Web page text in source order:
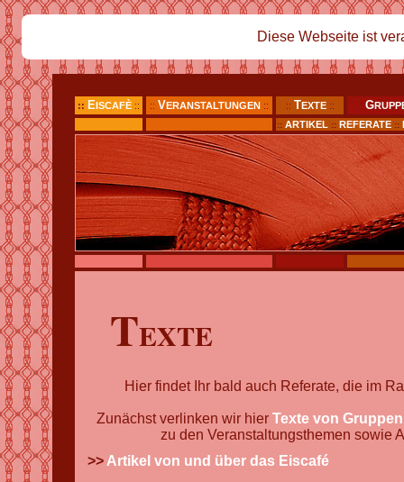
Diese Webseite ist
:: EISCAFÈ :: :: VERANSTALTUNGEN :: :: TEXTE:: :: G
:: ARTIKEL :: REFERATE ::
TEXTE
Hier findet Ihr bald auch Referate, die im
Zunächst verlinken wir hier Texte von Gruppen
zu den Veranstaltungsthemen sowie
>> Artikel von und über das Eiscafé